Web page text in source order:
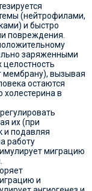
(нейтрофилами,
и быстро
повреждения.
заряженными
мембрану), вызывая
остаются
в
их (при
и подавляя
работу
миграцию
и